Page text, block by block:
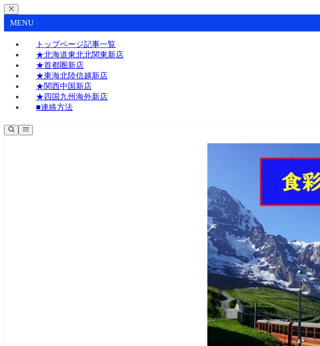
MENU
トップページ記事一覧
★北海道東北北関東新店
★首都圏新店
★東海北陸信越新店
★関西中国新店
★四国九州海外新店
■連絡方法